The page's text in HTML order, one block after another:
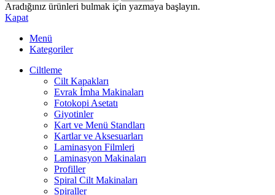
Aradığınız ürünleri bulmak için yazmaya başlayın.
Kapat
Menü
Kategoriler
Ciltleme
Cilt Kapakları
Evrak İmha Makinaları
Fotokopi Asetatı
Giyotinler
Kart ve Menü Standları
Kartlar ve Aksesuarları
Laminasyon Filmleri
Laminasyon Makinaları
Profiller
Spiral Cilt Makinaları
Spiraller